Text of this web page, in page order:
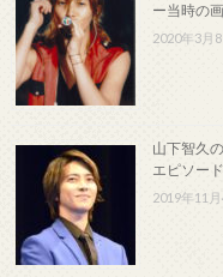
ー当時の
2020年3月8
山下智久
エピソー
2019年11月